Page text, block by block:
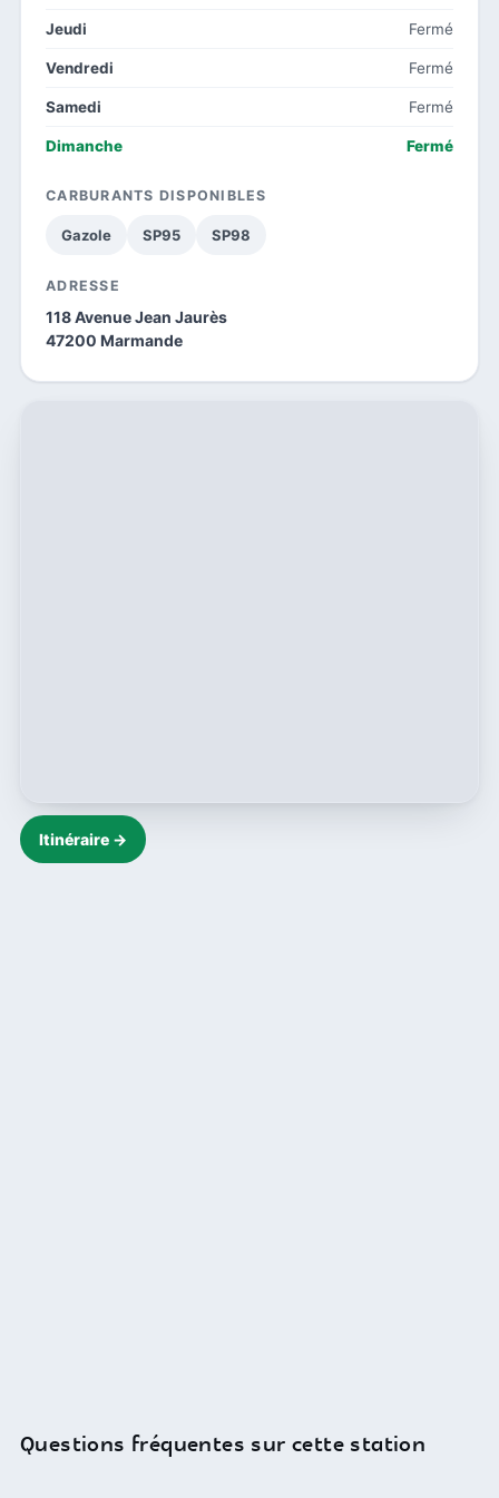
Jeudi Fermé
Vendredi Fermé
Samedi Fermé
Dimanche Fermé
CARBURANTS DISPONIBLES
Gazole SP95 SP98
ADRESSE
118 Avenue Jean Jaurès
47200 Marmande
Itinéraire →
Questions fréquentes sur cette station